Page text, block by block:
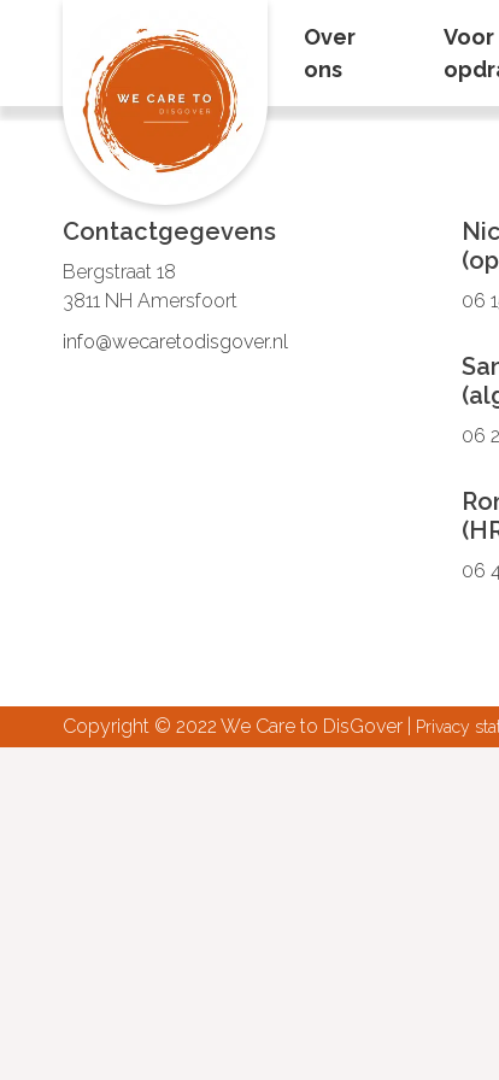
Over
ons
Voor
2
Contactgegevens
Bergstraat 18
3811 NH Amersfoort
info@wecaretodisgover.nl
06
06
06
Copyright © 2022 We Care to DisGover | Privacy